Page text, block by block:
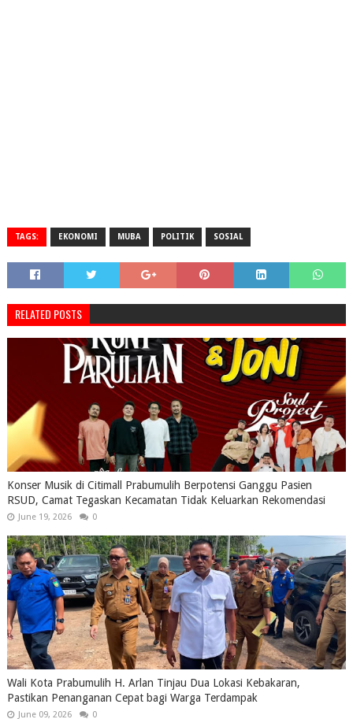
TAGS: EKONOMI MUBA POLITIK SOSIAL
RELATED POSTS
Konser Musik di Citimall Prabumulih Berpotensi Ganggu Pasien
RSUD, Camat Tegaskan Kecamatan Tidak Keluarkan Rekomendasi
June 19, 2026 0
Wali Kota Prabumulih H. Arlan Tinjau Dua Lokasi Kebakaran,
Pastikan Penanganan Cepat bagi Warga Terdampak
June 09, 2026 0